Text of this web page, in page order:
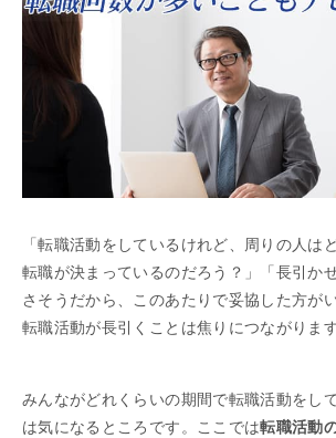
「転職活動をしているけれど、周りの人は
転職が決まっているのだろう？」「長引か
さそうだから、このあたりで妥協した方が
転職活動が長引くことは焦りにつながります
みんながどれくらいの期間で転職活動をし
は気になるところです。ここでは転職活動